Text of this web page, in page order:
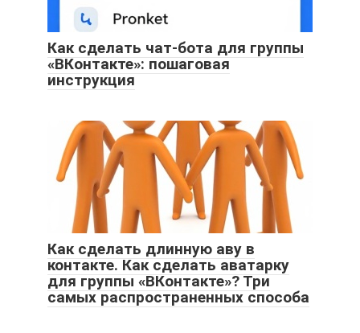
Как сделать чат-бота для группы
«ВКонтакте»: пошаговая
инструкция
Как сделать длинную аву в
контакте. Как сделать аватарку
для группы «ВКонтакте»? Три
самых распространенных способа